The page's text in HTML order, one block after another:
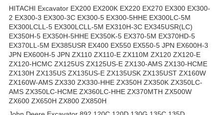
HITACHI Excavator EX200 EX200K EX220 EX270 EX300 EX300-
2 EX300-3 EX300-3C EX300-5 EX300-5HHE EX300LC-5M
EX300LCLL-5 EX300LCLL-5M EX310H-3C EX345USR(LC)
EX350H-5 EX350H-5HHE EX350K-5 EX370-5M EX370HD-5
EX370LL-5M EX385USR EX400 EX550 EX550-5 JPN EX600H-3
JPN EX600H-5 JPN ZX110 ZX110-E ZX110M ZX120 ZX120-E
ZX120-HCMC ZX125US ZX125US-E ZX130-AMS ZX130-HCME
ZX130H ZX135US ZX135US-E ZX135USK ZX135UST ZX160W
ZX160W-AMS ZX330 ZX330-HHE ZX350H ZX350K ZX350LC-
AMS ZX350LC-HCME ZX360LC-HHE ZX370MTH ZX500W
ZX600 ZX650H ZX800 ZX850H